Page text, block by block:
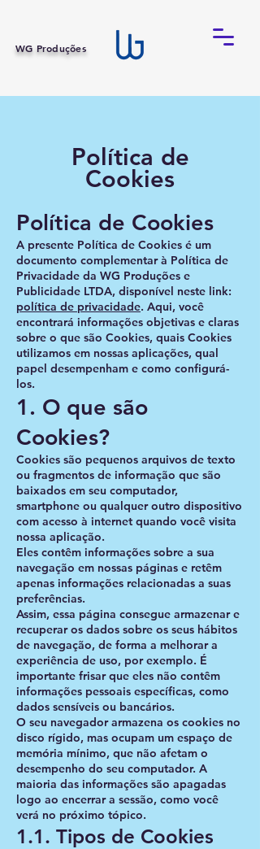
WG Produções
Política de
Cookies
Política de Cookies
A presente Política de Cookies é um
documento complementar à Política de
Privacidade da WG Produções e
Publicidade LTDA, disponível neste link:
política de privacidade. Aqui, você
encontrará informações objetivas e claras
sobre o que são Cookies, quais Cookies
utilizamos em nossas aplicações, qual
papel desempenham e como configurá-
los.
1. O que são
Cookies?
Cookies são pequenos arquivos de texto
ou fragmentos de informação que são
baixados em seu computador,
smartphone ou qualquer outro dispositivo
com acesso à internet quando você visita
nossa aplicação.
Eles contêm informações sobre a sua
navegação em nossas páginas e retêm
apenas informações relacionadas a suas
preferências.
Assim, essa página consegue armazenar e
recuperar os dados sobre os seus hábitos
de navegação, de forma a melhorar a
experiência de uso, por exemplo. É
importante frisar que eles não contêm
informações pessoais específicas, como
dados sensíveis ou bancários.
O seu navegador armazena os cookies no
disco rígido, mas ocupam um espaço de
memória mínimo, que não afetam o
desempenho do seu computador. A
maioria das informações são apagadas
logo ao encerrar a sessão, como você
verá no próximo tópico.
1.1. Tipos de Cookies